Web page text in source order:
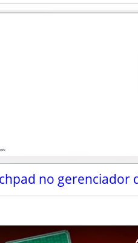
no gerenciador